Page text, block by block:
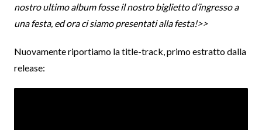
nostro ultimo album fosse il nostro biglietto d’ingresso a
una festa, ed ora ci siamo presentati alla festa!>>
Nuovamente riportiamo la title-track, primo estratto dalla
release: